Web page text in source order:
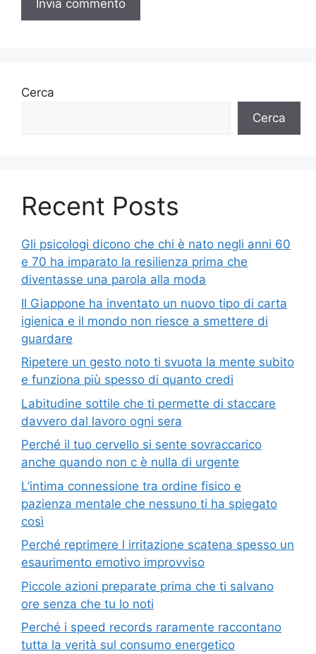
Cerca
Cerca
Recent Posts
Gli psicologi dicono che chi è nato negli anni 60
e 70 ha imparato la resilienza prima che
diventasse una parola alla moda
Il Giappone ha inventato un nuovo tipo di carta
igienica e il mondo non riesce a smettere di
guardare
Ripetere un gesto noto ti svuota la mente subito
e funziona più spesso di quanto credi
Labitudine sottile che ti permette di staccare
davvero dal lavoro ogni sera
Perché il tuo cervello si sente sovraccarico
anche quando non c è nulla di urgente
L’intima connessione tra ordine fisico e
pazienza mentale che nessuno ti ha spiegato
così
Perché reprimere l irritazione scatena spesso un
esaurimento emotivo improvviso
Piccole azioni preparate prima che ti salvano
ore senza che tu lo noti
Perché i speed records raramente raccontano
tutta la verità sul consumo energetico